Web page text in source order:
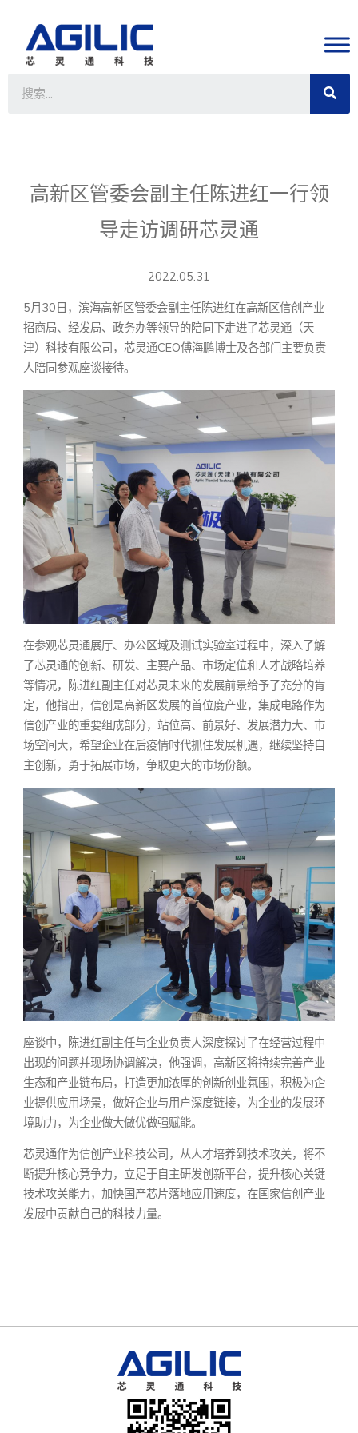
高新区管委会副主任陈进红一行领
导走访调研芯灵通
2022.05.31
5月30日，滨海高新区管委会副主任陈进红在高新区信创产业
招商局、经发局、政务办等领导的陪同下走进了芯灵通（天
津）科技有限公司，芯灵通CEO傅海鹏博士及各部门主要负责
人陪同参观座谈接待。
在参观芯灵通展厅、办公区域及测试实验室过程中，深入了解
了芯灵通的创新、研发、主要产品、市场定位和人才战略培养
等情况，陈进红副主任对芯灵未来的发展前景给予了充分的肯
定，他指出，信创是高新区发展的首位度产业，集成电路作为
信创产业的重要组成部分，站位高、前景好、发展潜力大、市
场空间大，希望企业在后疫情时代抓住发展机遇，继续坚持自
主创新，勇于拓展市场，争取更大的市场份额。
座谈中，陈进红副主任与企业负责人深度探讨了在经营过程中
出现的问题并现场协调解决，他强调，高新区将持续完善产业
生态和产业链布局，打造更加浓厚的创新创业氛围，积极为企
业提供应用场景，做好企业与用户深度链接，为企业的发展环
境助力，为企业做大做优做强赋能。
芯灵通作为信创产业科技公司，从人才培养到技术攻关，将不
断提升核心竞争力，立足于自主研发创新平台，提升核心关键
技术攻关能力，加快国产芯片落地应用速度，在国家信创产业
发展中贡献自己的科技力量。